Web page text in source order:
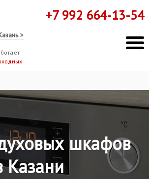
>
+7 992 664-13-54
шкафов
Казани